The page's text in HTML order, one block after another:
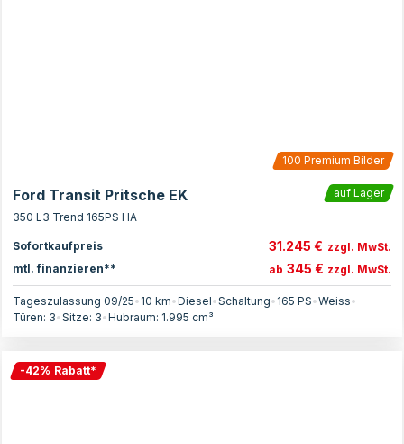
100 Premium Bilder
Ford Transit Pritsche EK
auf Lager
350 L3 Trend 165PS HA
Sofortkaufpreis 31.245 € zzgl. MwSt.
mtl. finanzieren**
ab 345 € zzgl. MwSt.
Tageszulassung 09/25• 10 km•Diesel•Schaltung• 165 PS•Weiss•
Türen: 3•Sitze: 3•Hubraum: 1.995 cm³
-42% Rabatt*